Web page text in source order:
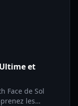
et
Face de Sol
les